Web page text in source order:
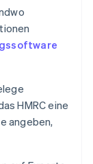
HMRC eine
angeben,